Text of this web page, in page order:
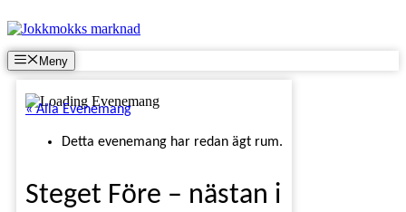
till
innehåll
Meny
« Alla Evenemang
Detta evenemang har redan ägt rum.
Steget Före – nästan i